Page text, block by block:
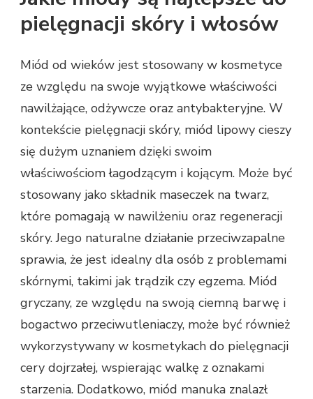
pielęgnacji skóry i włosów
Miód od wieków jest stosowany w kosmetyce
ze względu na swoje wyjątkowe właściwości
nawilżające, odżywcze oraz antybakteryjne. W
kontekście pielęgnacji skóry, miód lipowy cieszy
się dużym uznaniem dzięki swoim
właściwościom łagodzącym i kojącym. Może być
stosowany jako składnik maseczek na twarz,
które pomagają w nawilżeniu oraz regeneracji
skóry. Jego naturalne działanie przeciwzapalne
sprawia, że jest idealny dla osób z problemami
skórnymi, takimi jak trądzik czy egzema. Miód
gryczany, ze względu na swoją ciemną barwę i
bogactwo przeciwutleniaczy, może być również
wykorzystywany w kosmetykach do pielęgnacji
cery dojrzałej, wspierając walkę z oznakami
starzenia. Dodatkowo, miód manuka znalazł